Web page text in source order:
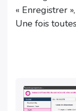
« Enregistrer
Une fois